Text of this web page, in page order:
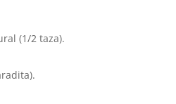
(1/2 taza).